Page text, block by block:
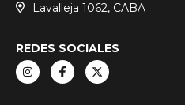
Lavalleja 1062, CABA
REDES SOCIALES